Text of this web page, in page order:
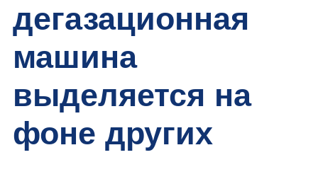
дегазационная
машина
выделяется на
фоне других